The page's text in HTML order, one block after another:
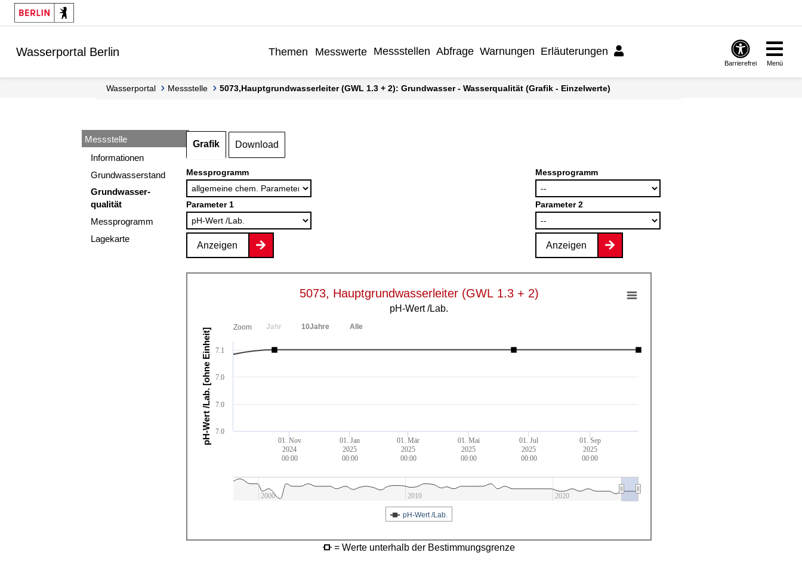
Springe zur Navigation
Springe zum Inhalt
Wasserportal Berlin Themen Messwerte Messstellen Abfrage Warnungen Erläuterungen
Barrierefrei Menü
Wasserportal Messstelle 5073,Hauptgrundwasserleiter (GWL 1.3 + 2): Grundwasser - Wasserqualität (Grafik - Einzelwerte)
Messstelle
Informationen
Grundwasserstand
Grundwasser-
qualität
Messprogramm
Lagekarte
Grafik Download
Messprogramm
Parameter 1
Anzeigen
Messprogramm
Parameter 2
Anzeigen
pH-Wert /Lab. [ohne Einheit]
5073, Hauptgrundwasserleiter (GWL 1.3 + 2)
pH-Wert /Lab.
01. Nov
2024
00:00
01. Jan
2025
00:00
01. Mär
2025
00:00
01. Mai
2025
00:00
01. Jul
2025
00:00
01. Sep
2025
00:00
2000 2010 2020
7.0
7.1
7.0
7.0
Zoom Jahr 10Jahre Alle
pH-Wert /Lab.
= Werte unterhalb der Bestimmungsgrenze